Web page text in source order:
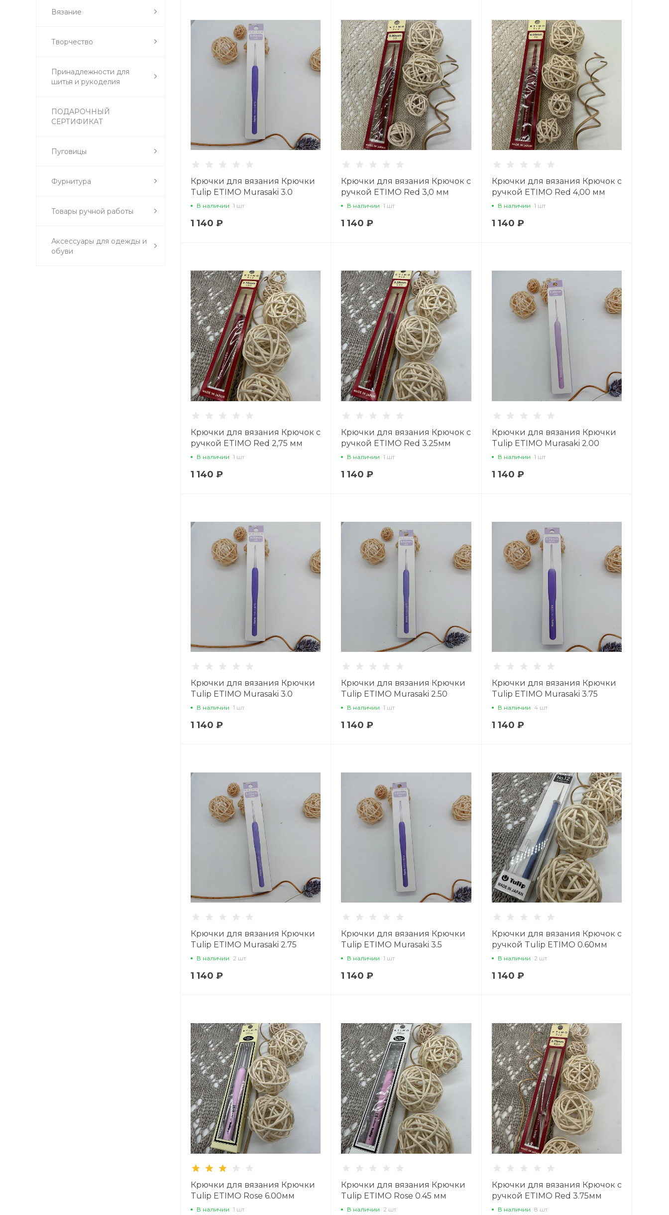
Вязание
Творчество
Принадлежности для
шитья и рукоделия
ПОДАРОЧНЫЙ
СЕРТИФИКАТ
Пуговицы
Фурнитура
Товары ручной работы
Аксессуары для одежды и
обуви
Крючки для вязания Крючки
Tulip ETIMO Murasaki 3.0
В наличии 1 шт
1 140 ₽
Крючки для вязания Крючок с
ручкой ETIMO Red 3,0 мм
В наличии 1 шт
1 140 ₽
Крючки для вязания Крючок с
ручкой ETIMO Red 4,00 мм
В наличии 1 шт
1 140 ₽
Крючки для вязания Крючок с
ручкой ETIMO Red 2,75 мм
В наличии 1 шт
1 140 ₽
Крючки для вязания Крючок с
ручкой ETIMO Red 3.25мм
В наличии 1 шт
1 140 ₽
Крючки для вязания Крючки
Tulip ETIMO Murasaki 2.00
В наличии 1 шт
1 140 ₽
Крючки для вязания Крючки
Tulip ETIMO Murasaki 3.0
В наличии 1 шт
1 140 ₽
Крючки для вязания Крючки
Tulip ETIMO Murasaki 2.50
В наличии 1 шт
1 140 ₽
Крючки для вязания Крючки
Tulip ETIMO Murasaki 3.75
В наличии 4 шт
1 140 ₽
Крючки для вязания Крючки
Tulip ETIMO Murasaki 2.75
В наличии 2 шт
1 140 ₽
Крючки для вязания Крючки
Tulip ETIMO Murasaki 3.5
В наличии 1 шт
1 140 ₽
Крючки для вязания Крючок с
ручкой Tulip ETIMO 0.60мм
В наличии 2 шт
1 140 ₽
Крючки для вязания Крючки
Tulip ETIMO Rose 6.00мм
В наличии 1 шт
Крючки для вязания Крючки
Tulip ETIMO Rose 0.45 мм
В наличии 2 шт
Крючки для вязания Крючок с
ручкой ETIMO Red 3.75мм
В наличии 8 шт